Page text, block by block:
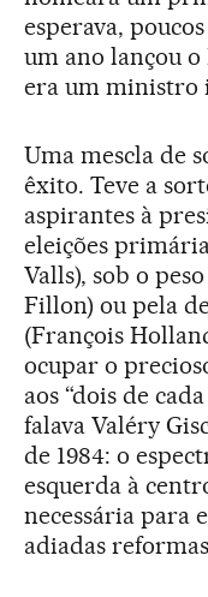
esperava,
um ano lançou
era um ministro
Uma mescla de
êxito. Teve a
aspirantes à
eleições
Valls), sob o
Fillon) ou pela
(François
ocupar o
aos “dois de
falava Valéry
de 1984: o
esquerda à
necessária para
adiadas